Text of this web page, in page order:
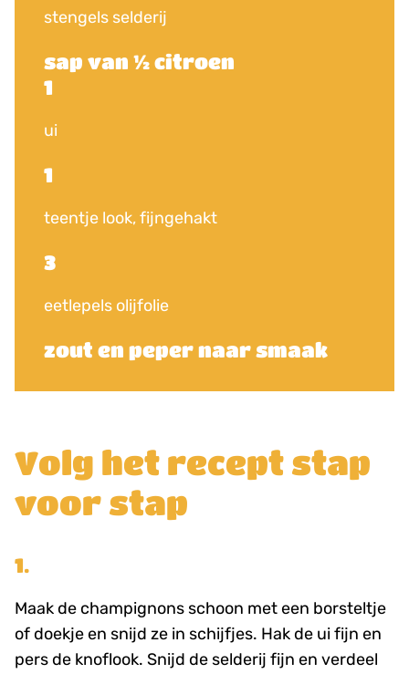
Volg het recept stap
voor stap
1.
Maak de champignons schoon met een borsteltje
of doekje en snijd ze in schijfjes. Hak de ui fijn en
pers de knoflook. Snijd de selderij fijn en verdeel
stengels selderij
sap van ½ citroen
1
ui
1
teentje look, fijngehakt
3
eetlepels olijfolie
zout en peper naar smaak